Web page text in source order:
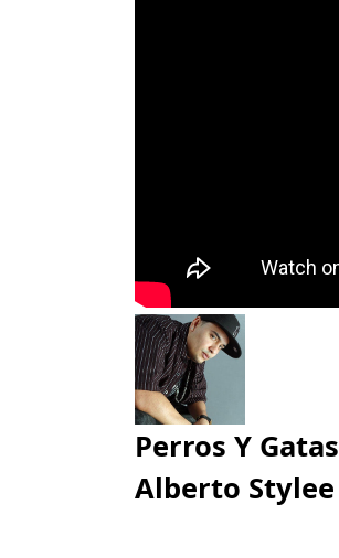
Perros Y Gatas
Alberto Stylee